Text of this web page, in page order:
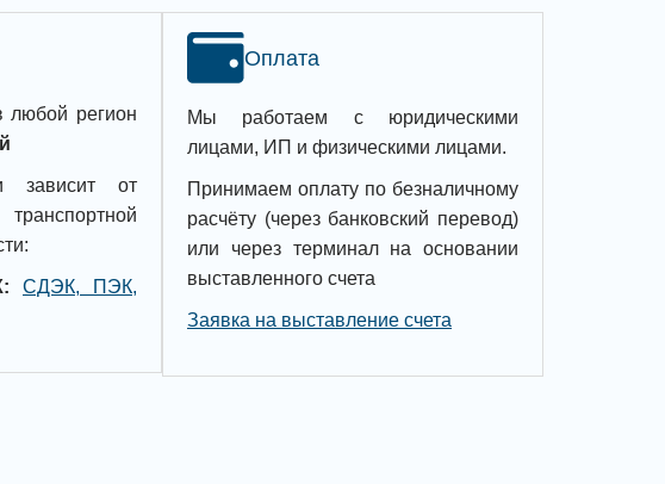
Оплата
Мы работаем с юридическими
лицами, ИП и физическими лицами.
Принимаем оплату по безналичному
расчёту (через банковский перевод)
или через терминал на основании
выставленного счета
Заявка на выставление счета
любой регион
зависит от
СДЭК, ПЭК,